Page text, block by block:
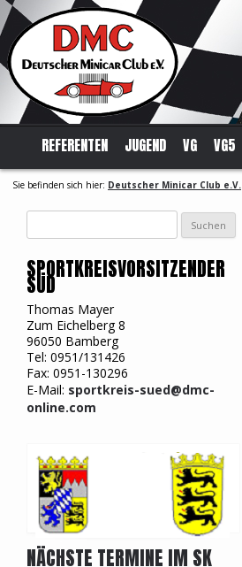
REFERENTEN JUGEND VG VG5
Sie befinden sich hier: Deutscher Minicar Club e.V.
nach:
SPORTKREISVORSITZENDER
SÜD
Thomas Mayer
Zum Eichelberg 8
96050 Bamberg
Tel: 0951/131426
Fax: 0951-130296
E-Mail: sportkreis-sued@dmc-
online.com
NÄCHSTE TERMINE IM SK